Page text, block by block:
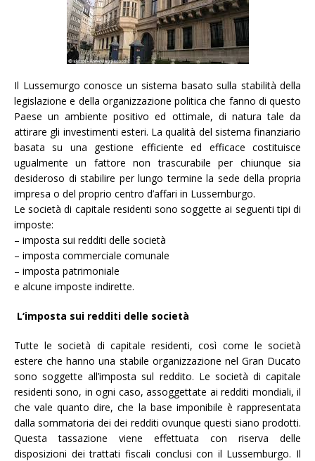
Il Lussemurgo conosce un sistema basato sulla stabilità della
legislazione e della organizzazione politica che fanno di questo
Paese un ambiente positivo ed ottimale, di natura tale da
attirare gli investimenti esteri. La qualità del sistema finanziario
basata su una gestione efficiente ed efficace costituisce
ugualmente un fattore non trascurabile per chiunque sia
desideroso di stabilire per lungo termine la sede della propria
impresa o del proprio centro d’affari in Lussemburgo.
Le società di capitale residenti sono soggette ai seguenti tipi di
imposte:
– imposta sui redditi delle società
– imposta commerciale comunale
– imposta patrimoniale
e alcune imposte indirette.
L‘imposta sui redditi delle società
Tutte le società di capitale residenti, così come le società
estere che hanno una stabile organizzazione nel Gran Ducato
sono soggette all’imposta sul reddito. Le società di capitale
residenti sono, in ogni caso, assoggettate ai redditi mondiali, il
che vale quanto dire, che la base imponibile è rappresentata
dalla sommatoria dei dei redditi ovunque questi siano prodotti.
Questa tassazione viene effettuata con riserva delle
disposizioni dei trattati fiscali conclusi con il Lussemburgo. Il